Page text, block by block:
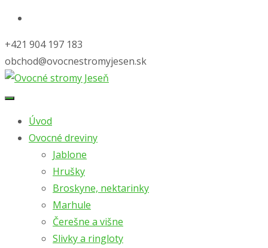
+421 904 197 183
obchod@ovocnestromyjesen.sk
Skip
contentÚvod
Ovocné dreviny
Jablone
Hrušky
Broskyne, nektarinky
Marhule
Čerešne a višne
Slivky a ringloty